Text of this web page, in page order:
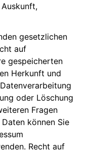
gesetzlichen
auf
gespeicherten
Herkunft und
oder Löschung
Fragen
können Sie
Recht auf